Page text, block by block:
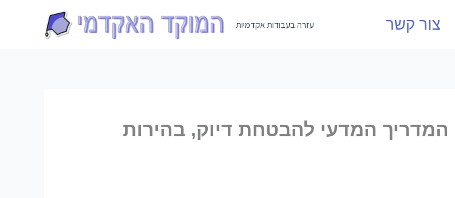
עזרה בעבודות אקדמיות צור קשר
המדריך המדעי להבטחת דיוק, בהירות